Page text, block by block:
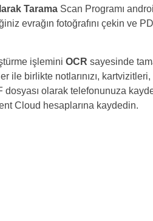
Tarama Scan Programı
evrağın fotoğrafını çekin ve
işlemini OCR sayesinde
ile birlikte notlarınızı,
dosyası olarak telefonunuza
Cloud hesaplarına kaydedin.